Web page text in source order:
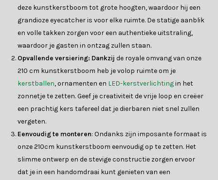
deze kunstkerstboom tot grote hoogten, waardoor hij een
grandioze eyecatcher is voor elke ruimte. De statige aanblik
en volle takken zorgen voor een authentieke uitstraling,
waardoor je gasten in ontzag zullen staan.
Opvallende versiering: Dankzij de royale omvang van onze
210 cm kunstkerstboom heb je volop ruimte om je
kerstballen, ornamenten en LED-kerstverlichtingin het
zonnetje te zetten. Geef je creativiteit de vrije loop en creëer
een prachtig kers tafereel dat je dierbaren niet snel zullen
vergeten.
Eenvoudig te monteren: Ondanks zijn imposante formaat is
onze 210cm kunstkerstboom eenvoudig op te zetten. Het
slimme ontwerp en de stevige constructie zorgen ervoor
dat je in een handomdraai kunt genieten van een